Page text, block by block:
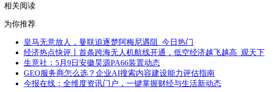
相关阅读
为你推荐
皇马无意放人，曼联追逐楚阿梅尼遇阻_今日热门
经济热点快评丨首条跨海无人机航线开通，低空经济越飞越高_观天下
生意社：5月9日安徽昊源PA66装置动态
GEO服务商怎么选？企业AI搜索内容建设能力评估指南
今报在线：全维度资讯门户，一键掌握财经与生活新动态